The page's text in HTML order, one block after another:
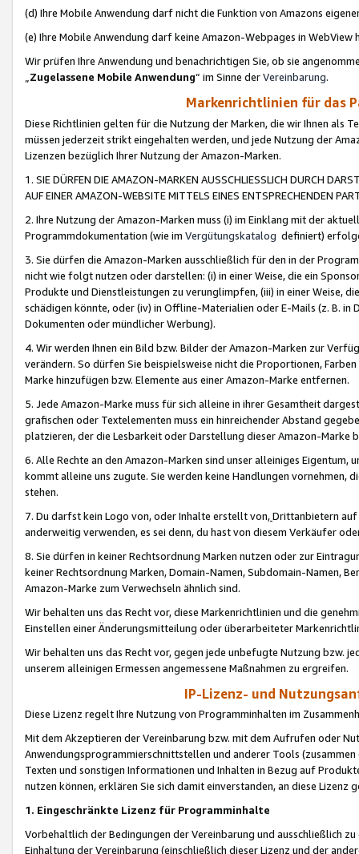
(d) Ihre Mobile Anwendung darf nicht die Funktion von Amazons
(e) Ihre Mobile Anwendung darf keine Amazon-Webpages in WebView
Wir prüfen Ihre Anwendung und benachrichtigen Sie, ob sie
„Zugelassene Mobile Anwendung“ im Sinne derVereinbarung.
Markenrichtlinien für das
Diese Richtlinien gelten für die Nutzung der Marken, die wir Ihnen als
müssen jederzeit strikt eingehalten werden, und jede Nutzung der
Lizenzen bezüglich Ihrer Nutzung der Amazon-Marken.
1. SIE DÜRFEN DIE AMAZON-MARKEN AUSSCHLIESSLICH DURCH
AUF EINER AMAZON-WEBSITE MITTELS EINES ENTSPRECHENDEN
2. Ihre Nutzung der Amazon-Marken muss (i) im Einklang mit der
Programmdokumentation (wie im Vergütungskatalog definiert)
3. Sie dürfen die Amazon-Marken ausschließlich für den in der
nicht wie folgt nutzen oder darstellen: (i) in einer Weise, die ein
Produkte und Dienstleistungen zu verunglimpfen, (iii) in einer Weise,
schädigen könnte, oder (iv) in Offline-Materialien oder E-Mails (z. B. in
Dokumenten oder mündlicher Werbung).
4. Wir werden Ihnen ein Bild bzw. Bilder der Amazon-Marken zur
verändern. So dürfen Sie beispielsweise nicht die Proportionen,
Marke hinzufügen bzw. Elemente aus einer Amazon-Marke entfernen.
5. Jede Amazon-Marke muss für sich alleine in ihrer Gesamtheit
grafischen oder Textelementen muss ein hinreichender Abstand
platzieren, der die Lesbarkeit oder Darstellung dieser Amazon-Marke
6. Alle Rechte an den Amazon-Marken sind unser alleiniges
kommt alleine uns zugute. Sie werden keine Handlungen vornehmen,
stehen.
7. Du darfst kein Logo von, oder Inhalte erstellt von,Drittanbietern auf
anderweitig verwenden, es sei denn, du hast von diesem Verkäufer
8. Sie dürfen in keiner Rechtsordnung Marken nutzen oder zur
keiner Rechtsordnung Marken, Domain-Namen, Subdomain-Namen,
Amazon-Marke zum Verwechseln ähnlich sind.
Wir behalten uns das Recht vor, diese Markenrichtlinien und die
Einstellen einer Änderungsmitteilung oder überarbeiteter
Wir behalten uns das Recht vor, gegen jede unbefugte Nutzung bzw.
unserem alleinigen Ermessen angemessene Maßnahmen zu ergreifen.
IP-Lizenz- und
Diese Lizenz regelt Ihre Nutzung von Programminhalten im
Mit dem Akzeptieren der Vereinbarung bzw. mit dem Aufrufen oder
Anwendungsprogrammierschnittstellen und anderer Tools (zusammen
Texten und sonstigen Informationen und Inhalten in Bezug auf
nutzen können, erklären Sie sich damit einverstanden, an diese Lizenz
1. Eingeschränkte Lizenz für Programminhalte
Vorbehaltlich der Bedingungen der Vereinbarung und ausschließlich
Einhaltung der Vereinbarung (einschließlich dieser Lizenz und der